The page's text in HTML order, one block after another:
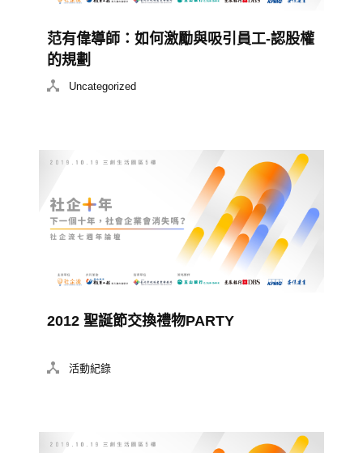
范有偉導師：如何激勵與吸引員工-認股權
的規劃
Uncategorized
2012 聖誕節交換禮物PARTY
活動紀錄